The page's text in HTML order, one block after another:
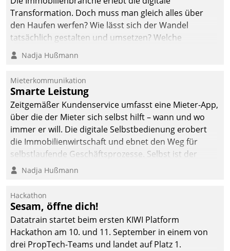
Transformation. Doch muss man gleich alles über
den Haufen werfen? Wie lässt sich der Wandel
tatsächlich gestalten und umsetzen? Welche
Argumente zählen wirklich?
Nadja Hußmann
Mieterkommunikation
Smarte Leistung
Zeitgemäßer Kundenservice umfasst eine Mieter-App,
über die der Mieter sich selbst hilft – wann und wo
immer er will. Die digitale Selbstbedienung erobert
die Immobilienwirtschaft und ebnet den Weg für
selbstlaufende Geschäftsprozesse. Selbst ist der
Kunde und smart der Serviceanbieter.
Nadja Hußmann
Hackathon
Sesam, öffne dich!
Datatrain startet beim ersten KIWI Platform
Hackathon am 10. und 11. September in einem von
drei PropTech-Teams und landet auf Platz 1.